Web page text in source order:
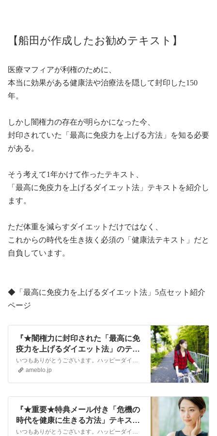
【船田が作成したお勧めテキスト】
医療マフィアが利権のために、
本当に効果がある健康法や治療法を隠して封印した150
年。
しかし闇権力の存在が明らかになった今、
封印されていた「最高に免疫力を上げる方法」を知る必要
がある。
そう考えて1年かけて作ったテキスト、
「最高に免疫力を上げるダイエット法」テキストを紹介し
ます。
ただ体重を減らすダイエットだけではなく、
これからの時代を生き抜く必須の「健康法テキスト」だと
自負しています。
◆ 「最高に免疫力を上げるダイエット法」 5点セット紹介
ページ
『★闇権力に封印された「最高に免
疫力を上げるダイエット法」のテキ
ストご紹介ページ！』
いつもありがとうございます。ハッピーダイエットライフの船田です。医療マフィアが利権のために、本当に効果がある健康法や治療法を隠して封印した150年。 しかし闇…
ameblo.jp
『★重要★特典メール付き「危機の
時代を健康に生きる方法」テキスト
予約を販売中！』
いつもありがとうございます。ハッピーダイエットの船田です。 コロナのパンデミック詐欺の前と、それ以降の現代では、ハッキリ言って健康法が変わりました。 コロナワ…